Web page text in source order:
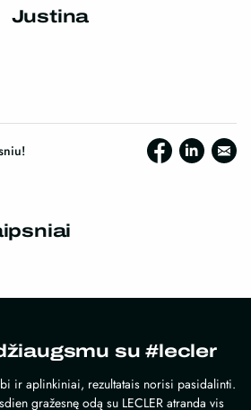
Justina
su #lecler
ir aplinkiniai, rezultatais norisi pasidalinti.
gražesnę odą su LECLER atranda vis